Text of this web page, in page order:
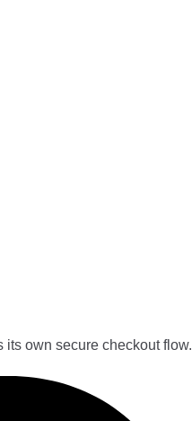
own secure checkout flow.